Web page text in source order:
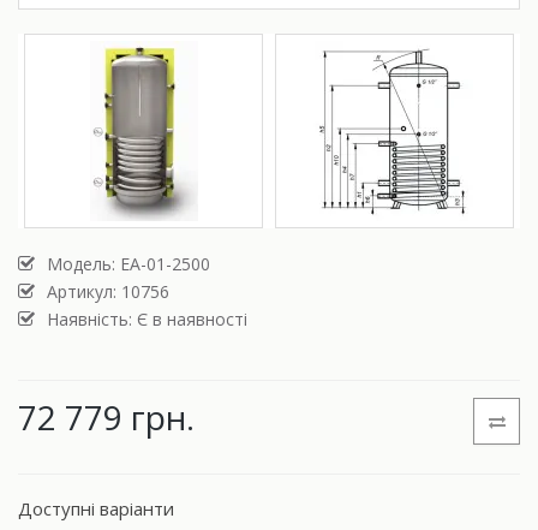
Модель: ЕА-01-2500
Артикул: 10756
Наявність: Є в наявності
72 779 грн.
Доступні варіанти